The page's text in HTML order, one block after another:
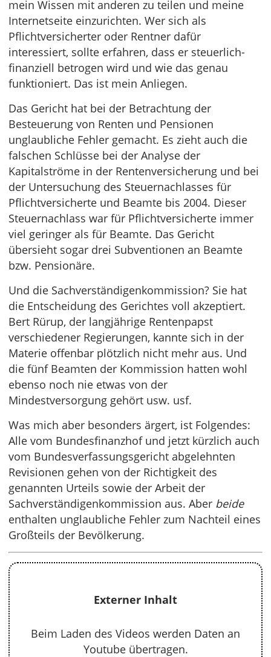
mein Wissen mit anderen zu teilen und meine
Internetseite einzurichten. Wer sich als
Pflichtversicherter oder Rentner dafür
interessiert, sollte erfahren, dass er steuerlich-
finanziell betrogen wird und wie das genau
funktioniert. Das ist mein Anliegen.
Das Gericht hat bei der Betrachtung der
Besteuerung von Renten und Pensionen
unglaubliche Fehler gemacht. Es zieht auch die
falschen Schlüsse bei der Analyse der
Kapitalströme in der Rentenversicherung und bei
der Untersuchung des Steuernachlasses für
Pflichtversicherte und Beamte bis 2004. Dieser
Steuernachlass war für Pflichtversicherte immer
viel geringer als für Beamte. Das Gericht
übersieht sogar drei Subventionen an Beamte
bzw. Pensionäre.
Und die Sachverständigenkommission? Sie hat
die Entscheidung des Gerichtes voll akzeptiert.
Bert Rürup, der langjährige Rentenpapst
verschiedener Regierungen, kannte sich in der
Materie offenbar plötzlich nicht mehr aus. Und
die fünf Beamten der Kommission hatten wohl
ebenso noch nie etwas von der
Mindestversorgung gehört usw. usf.
Was mich aber besonders ärgert, ist Folgendes:
Alle vom Bundesfinanzhof und jetzt kürzlich auch
vom Bundesverfassungsgericht abgelehnten
Revisionen gehen von der Richtigkeit des
genannten Urteils sowie der Arbeit der
Sachverständigenkommission aus. Aber beide
enthalten unglaubliche Fehler zum Nachteil eines
Großteils der Bevölkerung.
Externer Inhalt
Beim Laden des Videos werden Daten an
Youtube übertragen.